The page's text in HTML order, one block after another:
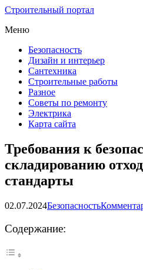
Строительный портал
Меню
Безопасность
Дизайн и интерьер
Сантехника
Строительные работы
Разное
Советы по ремонту
Электрика
Карта сайта
Требования к
складированию
стандарты
02.07.2024Безопасность
Содержание: